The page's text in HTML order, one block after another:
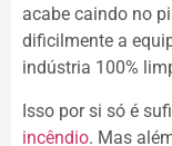
acabe caindo no
dificilmente a
indústria 100%
Isso por si só é
incêndio. Mas